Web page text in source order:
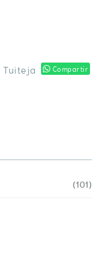
Tuiteja
Compartir
(101)